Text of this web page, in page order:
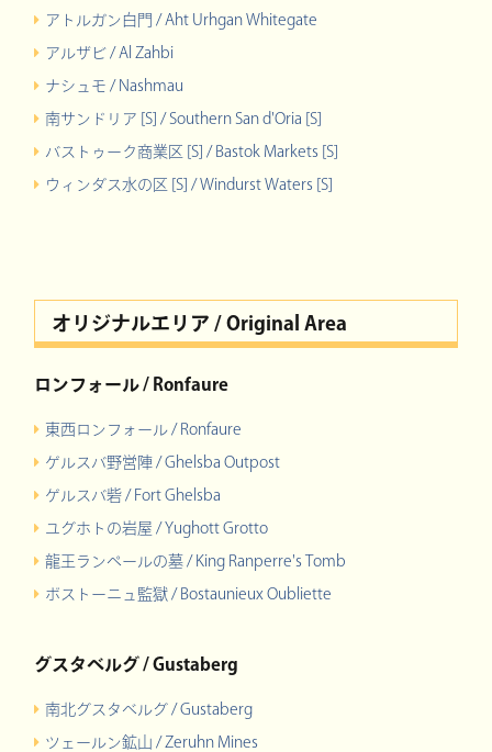
アトルガン白門 / Aht Urhgan Whitegate
アルザビ / Al Zahbi
ナシュモ / Nashmau
南サンドリア [S] / Southern San d'Oria [S]
バストゥーク商業区 [S] / Bastok Markets [S]
ウィンダス水の区 [S] / Windurst Waters [S]
オリジナルエリア / Original Area
ロンフォール / Ronfaure
東西ロンフォール / Ronfaure
ゲルスバ野営陣 / Ghelsba Outpost
ゲルスバ砦 / Fort Ghelsba
ユグホトの岩屋 / Yughott Grotto
龍王ランペールの墓 / King Ranperre's Tomb
ボストーニュ監獄 / Bostaunieux Oubliette
グスタベルグ / Gustaberg
南北グスタベルグ / Gustaberg
ツェールン鉱山 / Zeruhn Mines